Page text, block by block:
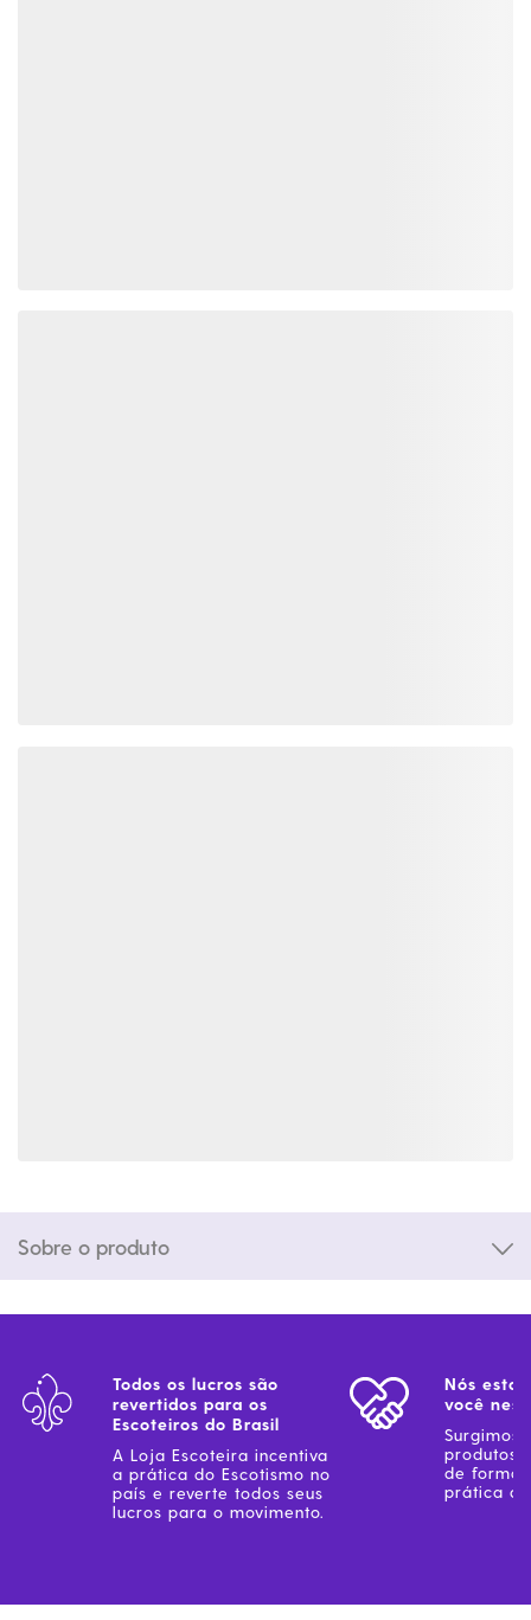
Sobre o produto
Todos os lucros são
revertidos para os
Escoteiros do Brasil
A Loja Escoteira incentiva
a prática do Escotismo no
país e reverte todos seus
lucros para o movimento.
Nós
você
Surgimos
produtos
de forma
prática